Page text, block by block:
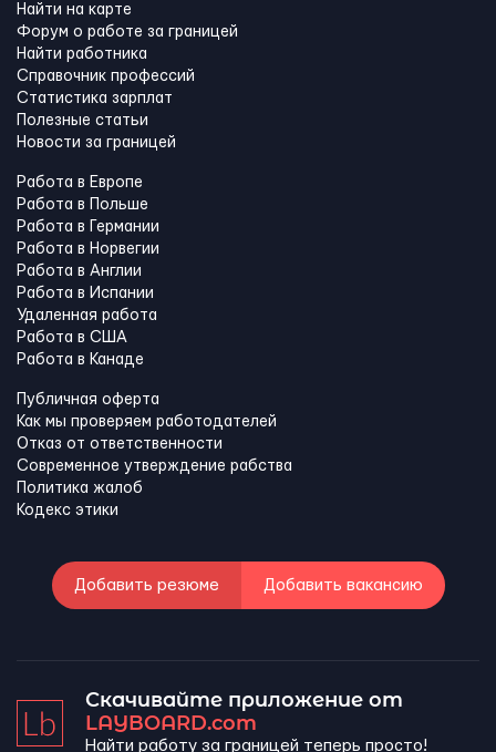
Найти на карте
Форум о работе за границей
Найти работника
Справочник профессий
Статистика зарплат
Полезные статьи
Новости за границей
Работа в Европе
Работа в Польше
Работа в Германии
Работа в Норвегии
Работа в Англии
Работа в Испании
Удаленная работа
Работа в США
Работа в Канадe
Публичная оферта
Как мы проверяем работодателей
Отказ от ответственности
Современное утверждение рабства
Политика жалоб
Кодекс этики
Добавить резюме Добавить вакансию
Скачивайте приложение от
LAYBOARD.com
Найти работу за границей теперь просто!